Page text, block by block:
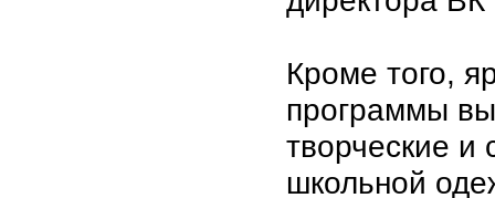
Кроме того,
программы
творческие и
школьной